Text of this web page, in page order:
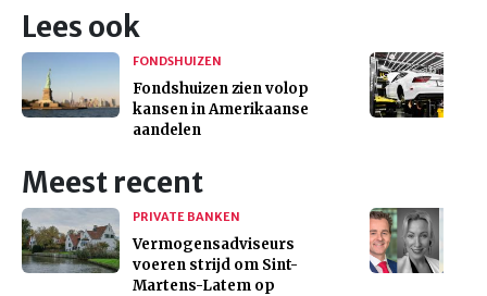
Lees ook
FONDSHUIZEN
Fondshuizen zien volop
kansen in Amerikaanse
aandelen
Meest recent
PRIVATE BANKEN
Vermogensadviseurs
voeren strijd om Sint-
Martens-Latem op